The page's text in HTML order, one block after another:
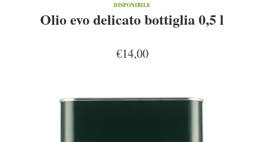
DISPONIBILE
Olio evo delicato bottiglia 0,5 l
€14,00